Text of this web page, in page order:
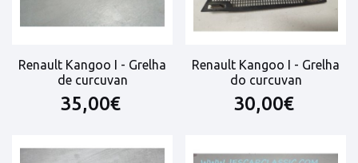
Renault Kangoo I - Grelha
de curcuvan
35,00€
Renault Kangoo I - Grelha
do curcuvan
30,00€